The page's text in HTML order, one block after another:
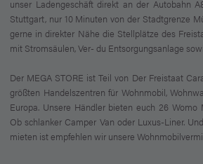
unser Ladengeschäft direkt an der Autobahn
Stuttgart, nur 10 Minuten von der Stadtgrenze
gerne in direkter Nähe die Stellplätze des
mit Stromsäulen, Ver- du Entsorgungsanlage
Der MEGA STORE ist Teil von Der Freistaat
größten Handelszentren für Wohnmobil,
Europa. Unsere Händler bieten euch 26 Womo
Ob schlanker Camper Van oder Luxus-Liner.
mieten ist empfehlen wir unsere